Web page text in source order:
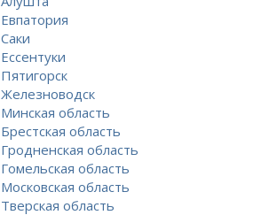
Евпатория
Саки
Ессентуки
Пятигорск
Железноводск
Минская область
Брестская область
Гродненская область
Гомельская область
Московская область
Тверская область